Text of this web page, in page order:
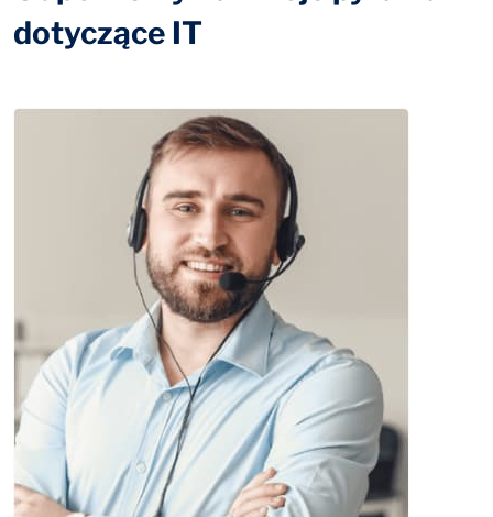
dotyczące IT